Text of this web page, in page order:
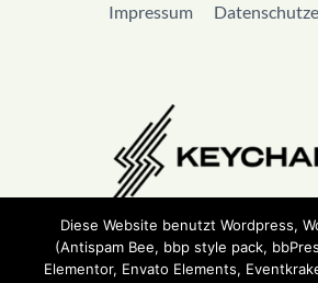
Impressum
Wir sind Teil vonKeychange und
Diese Website benutzt Wordpress,
(Antispam Bee, bbp style pack,
Elementor, Envato Elements,